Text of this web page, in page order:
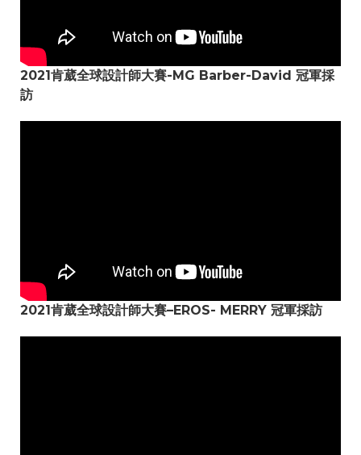
2021肯葳全球設計師大賽-MG Barber-David 冠軍採
訪
2021肯葳全球設計師大賽–EROS- MERRY 冠軍採訪